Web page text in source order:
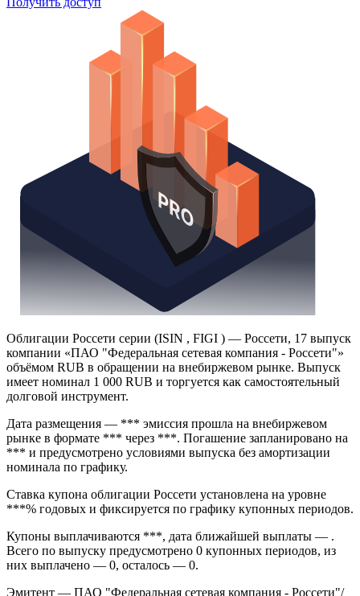
Облигации Россети серии (ISIN , FIGI ) — Россети, 17 выпуск
компании «ПАО "Федеральная сетевая компания - Россети"»
объёмом RUB в обращении на внебиржевом рынке. Выпуск
имеет номинал 1 000 RUB и торгуется как самостоятельный
долговой инструмент.
Дата размещения — *** эмиссия прошла на внебиржевом
рынке в формате *** через ***. Погашение запланировано на
*** и предусмотрено условиями выпуска без амортизации
номинала по графику.
Ставка купона облигации Россети установлена на уровне
***% годовых и фиксируется по графику купонных периодов.
Купоны выплачиваются ***, дата ближайшей выплаты — .
Всего по выпуску предусмотрено 0 купонных периодов, из
них выплачено — 0, осталось — 0.
Эмитент — ПАО "Федеральная сетевая компания - Россети"/